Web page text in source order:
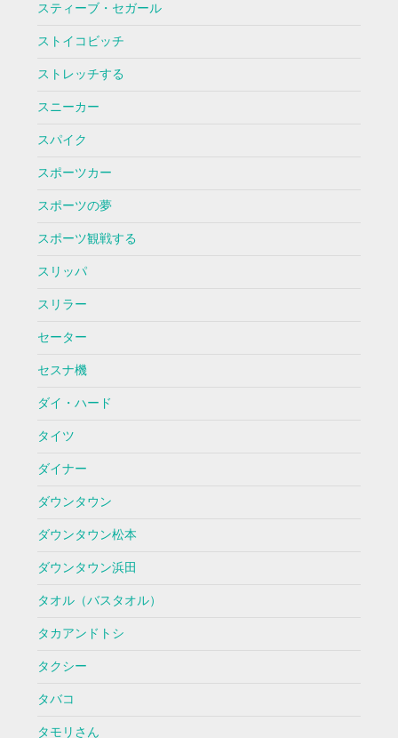
スティーブ・セガール
ストイコビッチ
ストレッチする
スニーカー
スパイク
スポーツカー
スポーツの夢
スポーツ観戦する
スリッパ
スリラー
セーター
セスナ機
ダイ・ハード
タイツ
ダイナー
ダウンタウン
ダウンタウン松本
ダウンタウン浜田
タオル（バスタオル）
タカアンドトシ
タクシー
タバコ
タモリさん